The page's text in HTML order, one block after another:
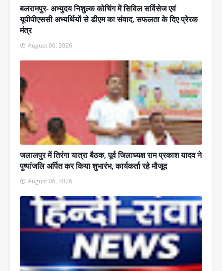
बलरामपुर- अभ्युदय निशुल्क कोचिंग में सिविल सर्विसेज एवं
यूपीपीएससी अभ्यर्थियों से डीएम का संवाद, सफलता के दिए प्रेरक
मंत्र
August 06, 2026
जलालपुर में तिरंगा यात्रा बैठक, पूर्व जिलाध्यक्ष राम प्रकाश यादव ने
पुष्पांजलि अर्पित कर किया शुभारंभ, कार्यकर्ता रहे मौजूद
August 06, 2026